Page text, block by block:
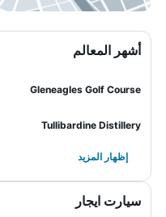
أشهر المعالم
Gleneagles Golf Course
Tullibardine Distillery
إظهار المزيد
سيارت ايجار